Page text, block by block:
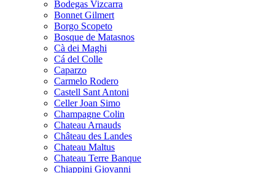
Bodegas Vizcarra
Bonnet Gilmert
Borgo Scopeto
Bosque de Matasnos
Cà dei Maghi
Cá del Colle
Caparzo
Carmelo Rodero
Castell Sant Antoni
Celler Joan Simo
Champagne Colin
Chateau Arnauds
Château des Landes
Chateau Maltus
Chateau Terre Banque
Chiappini Giovanni